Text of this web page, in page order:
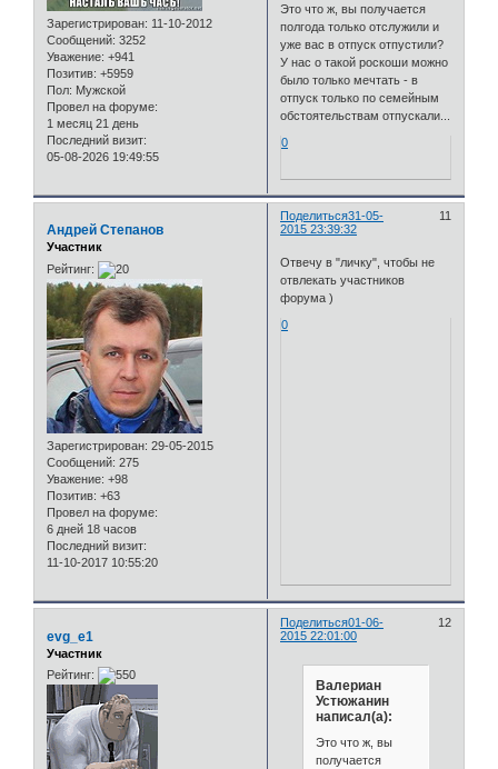
Зарегистрирован: 11-10-2012
Сообщений: 3252
Уважение: +941
Позитив: +5959
Пол: Мужской
Провел на форуме:
1 месяц 21 день
Последний визит:
05-08-2026 19:49:55
Это что ж, вы получается
полгода только отслужили и
уже вас в отпуск отпустили?
У нас о такой роскоши можно
было только мечтать - в
отпуск только по семейным
обстоятельствам отпускали...
0
Поделиться 11
31-05-
2015 23:39:32
Андрей Степанов
Участник
Рейтинг:
Зарегистрирован: 29-05-2015
Сообщений: 275
Уважение: +98
Позитив: +63
Провел на форуме:
6 дней 18 часов
Последний визит:
11-10-2017 10:55:20
Отвечу в "личку", чтобы не
отвлекать участников
форума )
0
Поделиться 12
01-06-
2015 22:01:00
evg_e1
Участник
Рейтинг:
Валериан
Устюжанин
написал(а):
Это что ж, вы
получается